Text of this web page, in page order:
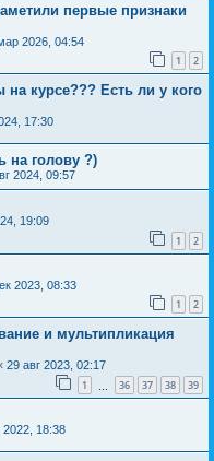
первые признаки
2026, 04:54
1 2
курсе??? Есть ли у кого
17:30
на голову ?)
2024, 09:57
19:09
1 2
2023, 08:33
1 2
и мультипликация
29 авг 2023, 02:17
1 36 37 38 39
2022, 18:38